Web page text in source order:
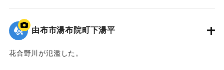
2020/7/6｜固有コード:01215087
由布市湯布院町下湯平
花合野川が氾濫した。